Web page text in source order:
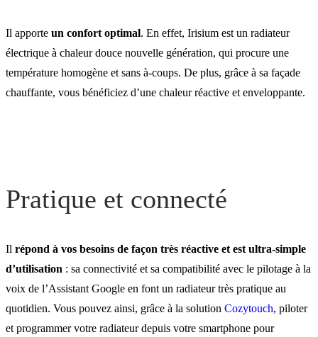
Un radiateur design
Il apporte un confort optimal. En effet, Irisium est un radiateur
électrique à chaleur douce nouvelle génération, qui procure une
température homogène et sans à-coups. De plus, grâce à sa façade
chauffante, vous bénéficiez d’une chaleur réactive et enveloppante.
Pratique et connecté
Il répond à vos besoins de façon très réactive et est ultra-simple
d’utilisation : sa connectivité et sa compatibilité avec le pilotage à la
voix de l’Assistant Google en font un radiateur très pratique au
quotidien. Vous pouvez ainsi, grâce à la solution Cozytouch, piloter
et programmer votre radiateur depuis votre smartphone pour